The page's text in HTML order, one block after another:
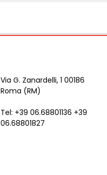
Via G. Zanardelli, 1 00186
Roma (RM)
Tel: +39 06.68801136 +39
06.68801827